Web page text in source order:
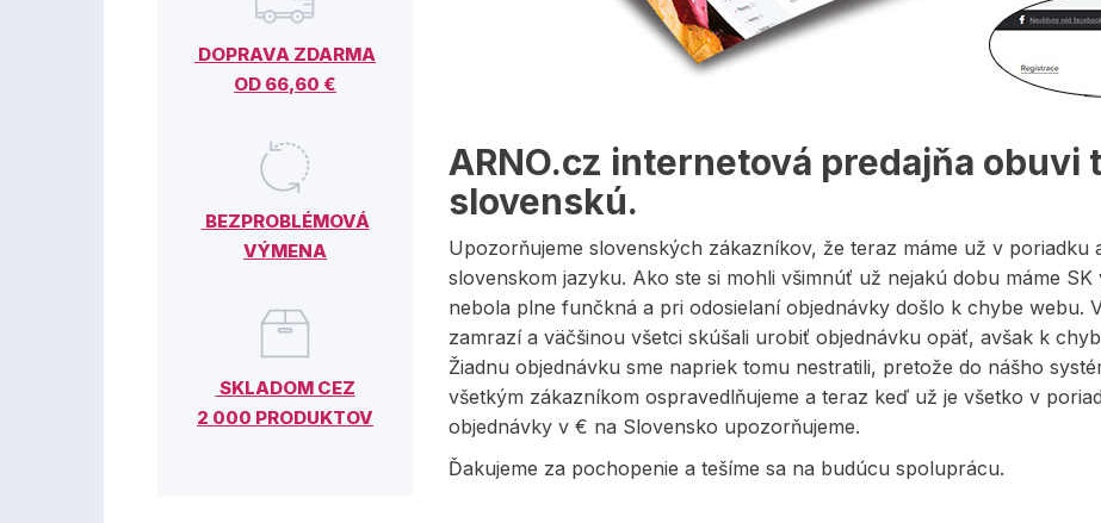
DOPRAVA ZDARMA
OD 66,60 €
BEZPROBLÉMOVÁ
VÝMENA
SKLADOM CEZ
2 000 PRODUKTOV
ARNO.cz internetová predajňa obuvi
slovenskú.
Upozorňujeme slovenských zákazníkov, že teraz máme už v
slovenskom jazyku. Ako ste si mohli všimnúť už nejakú dobu máme
nebola plne funčkná a pri odosielaní objednávky došlo k chybe webu.
zamrazí a väčšinou všetci skúšali urobiť objednávku opäť, avšak k
Žiadnu objednávku sme napriek tomu nestratili, pretože do nášho
všetkým zákazníkom ospravedlňujeme a teraz keď už je všetko v
objednávky v € na Slovensko upozorňujeme.
Ďakujeme za pochopenie a tešíme sa na budúcu spoluprácu.